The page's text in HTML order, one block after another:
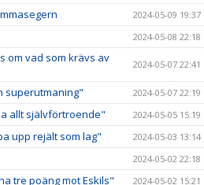
2024-05-09 19:37
2024-05-08 22:18
om vad som krävs av
2024-05-07 22:41
superutmaning" 2024-05-07 22:19
allt självförtroende" 2024-05-05 15:19
upp rejält som lag" 2024-05-03 13:14
2024-05-02 22:18
tre poäng mot Eskils" 2024-05-02 15:21